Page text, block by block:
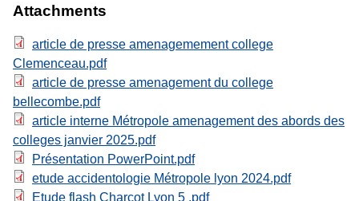
Attachments
article de presse amenagemement college
Clemenceau.pdf
article de presse amenagement du college
bellecombe.pdf
article interne Métropole amenagement des abords des
colleges janvier 2025.pdf
Présentation PowerPoint.pdf
etude accidentologie Métropole lyon 2024.pdf
Etude flash Charcot Lyon 5 .pdf